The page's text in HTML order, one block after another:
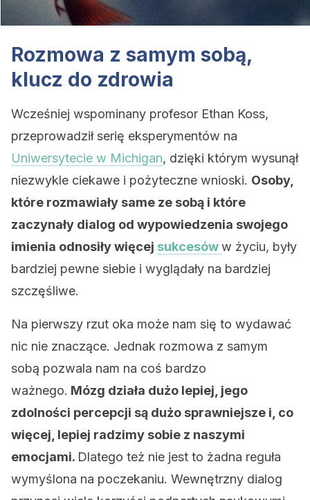
Rozmowa z samym sobą,
klucz do zdrowia
Wcześniej wspominany profesor Ethan Koss,
przeprowadził serię eksperymentów na
Uniwersytecie w Michigan, dzięki którym wysunął
niezwykle ciekawe i pożyteczne wnioski. Osoby,
które rozmawiały same ze sobą i które
zaczynały dialog od wypowiedzenia swojego
imienia odnosiły więcej sukcesóww życiu, były
bardziej pewne siebie i wyglądały na bardziej
szczęśliwe.
Na pierwszy rzut oka może nam się to wydawać
nic nie znaczące. Jednak rozmowa z samym
sobą pozwala nam na coś bardzo
ważnego. Mózg działa dużo lepiej, jego
zdolności percepcji są dużo sprawniejsze i, co
więcej, lepiej radzimy sobie z naszymi
emocjami. Dlatego też nie jest to żadna reguła
wymyślona na poczekaniu. Wewnętrzny dialog